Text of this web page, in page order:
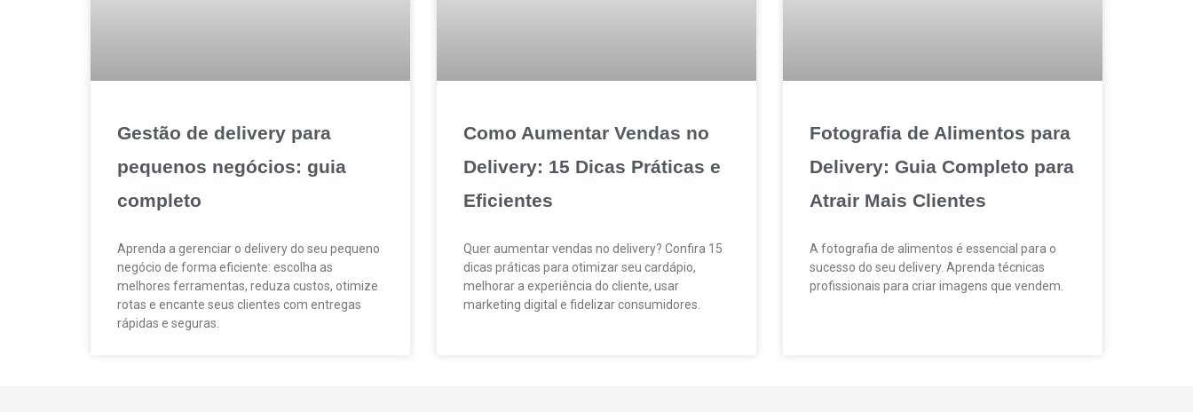
Gestão de delivery para
pequenos negócios: guia
completo
Aprenda a gerenciar o delivery do seu pequeno
negócio de forma eficiente: escolha as
melhores ferramentas, reduza custos, otimize
rotas e encante seus clientes com entregas
rápidas e seguras.
Como Aumentar Vendas no
Delivery: 15 Dicas Práticas e
Eficientes
Quer aumentar vendas no delivery? Confira 15
dicas práticas para otimizar seu cardápio,
melhorar a experiência do cliente, usar
marketing digital e fidelizar consumidores.
Fotografia de Alimentos para
Delivery: Guia Completo para
Atrair Mais Clientes
A fotografia de alimentos é essencial para o
sucesso do seu delivery. Aprenda técnicas
profissionais para criar imagens que vendem.